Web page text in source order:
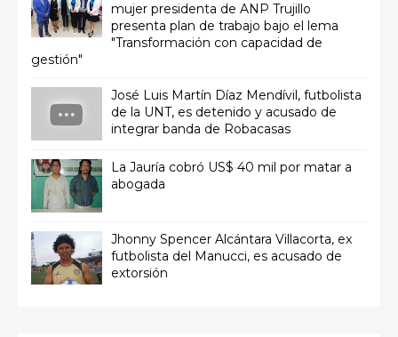
mujer presidenta de ANP Trujillo
presenta plan de trabajo bajo el lema
"Transformación con capacidad de
gestión"
José Luis Martín Díaz Mendívil, futbolista
de la UNT, es detenido y acusado de
integrar banda de Robacasas
La Jauría cobró US$ 40 mil por matar a
abogada
Jhonny Spencer Alcántara Villacorta, ex
futbolista del Manucci, es acusado de
extorsión